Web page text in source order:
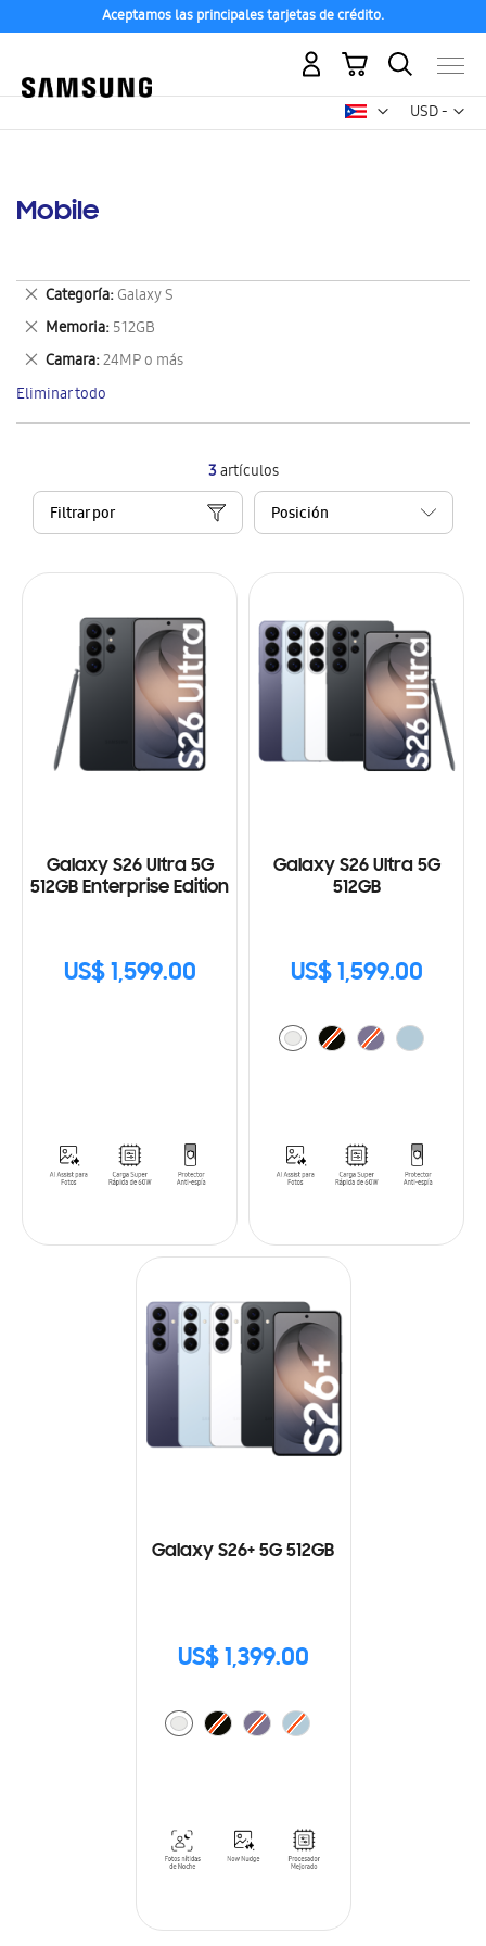
Aceptamos las principales tarjetas de crédito.
USD -
dólar
Mi carrito
Mobile
3artículos
Filtrar por
Galaxy S26 Ultra 5G
512GB Enterprise Edition
US$ 1,599.00
Galaxy S26 Ultra 5G
512GB
US$ 1,599.00
Galaxy S26+ 5G 512GB
US$ 1,399.00
Categoría Galaxy S
Eliminar
este
artículo
Memoria 512GB
Eliminar
este
artículo
Camara 24MP o más
Eliminar
este
artículo
Eliminar todo